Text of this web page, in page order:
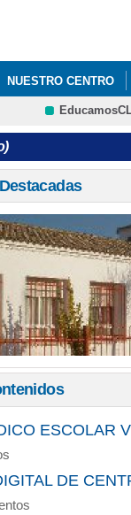
NUESTRO CENTRO
ESCOLAR
DE